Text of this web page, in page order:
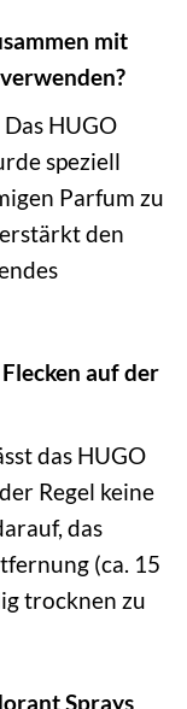
mit
HUGO
speziell
Parfum zu
den
auf der
das HUGO
Regel keine
das
(ca. 15
trocknen zu
Sprays